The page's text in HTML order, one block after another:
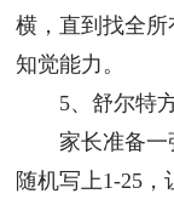
横，直到找全
知觉能力。
5、舒尔特
家长准备一张
随机写上1-25